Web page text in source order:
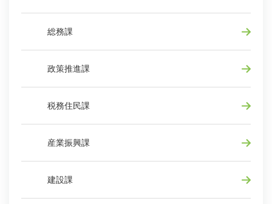
総務課
政策推進課
税務住民課
産業振興課
建設課